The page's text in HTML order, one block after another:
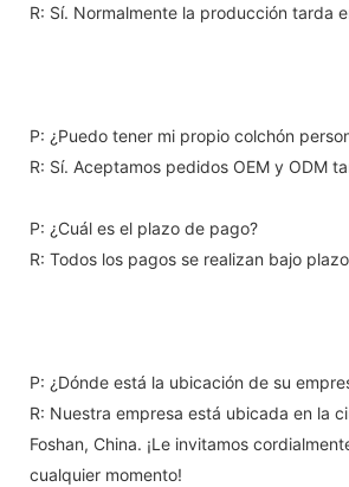
R: Sí. Normalmente la producción tarda
P: ¿Puedo tener mi propio colchón
R: Sí. Aceptamos pedidos OEM y ODM
P: ¿Cuál es el plazo de pago?
R: Todos los pagos se realizan bajo
P: ¿Dónde está la ubicación de su
R: Nuestra empresa está ubicada en la
Foshan, China. ¡Le invitamos
cualquier momento!